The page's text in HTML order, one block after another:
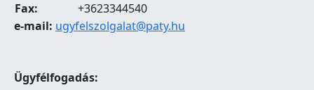
Fax:
+3623344540
e-mail: ugyfelszolgalat@paty.hu
Ügyfélfogadás: